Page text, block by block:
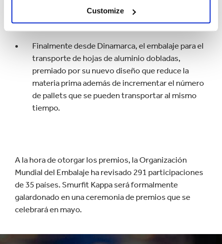
Customize
menos emisiones de CO2 debido a un menor
Finalmente desde Dinamarca, el embalaje para el
transporte de hojas de aluminio dobladas,
premiado por su nuevo diseño que reduce la
materia prima además de incrementar el número
de pallets que se pueden transportar al mismo
tiempo.
A la hora de otorgar los premios, la Organización
Mundial del Embalaje ha revisado 291 participaciones
de 35 países. Smurfit Kappa será formalmente
galardonado en una ceremonia de premios que se
celebrará en mayo.